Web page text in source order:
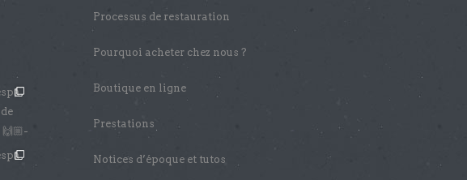
Processus de restauration
Pourquoi acheter chez nous ?
Boutique en ligne
Prestations
Notices d’époque et tutos